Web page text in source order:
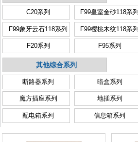
C20系列 F99皇室金砂118系列
F99象牙云石118系列 F99樱桃木纹118系列
F20系列 F95系列
其他综合系列
断路器系列 暗盒系列
魔方插座系列 地插系列
配电箱系列 信息箱系列